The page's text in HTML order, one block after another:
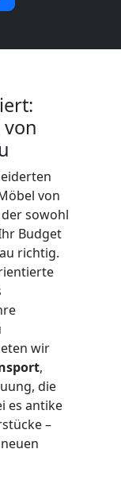
von
sowohl
Budget
richtig.
wir
,
die
es antike
–